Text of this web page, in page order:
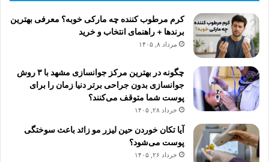
کرم مرطوب کننده چه مارکی خوبه؟ معرفی بهترین
برندها + راهنمای انتخاب و خرید
مرداد ۸, ۱۴۰۵
چگونه در بهترین مرکز جوانسازی مشهد با ۳ روش
جوانسازی بدون جراحی برتر دنیا زمان را برای
پوست شما متوقف می‌کنند؟
خرداد ۲۸, ۱۴۰۵
آیا تکان خوردن حین لیزر مو زائد باعث سوختگی
پوست می‌شود؟
خرداد ۲۶, ۱۴۰۵